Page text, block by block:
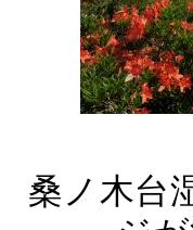
桑ノ木台